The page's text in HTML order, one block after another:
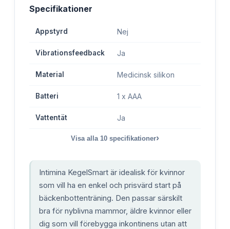
Specifikationer
Appstyrd Nej
Vibrationsfeedback Ja
Material Medicinsk silikon
Batteri 1 x AAA
Vattentät Ja
Visa alla 10 specifikationer›
Intimina KegelSmart är idealisk för kvinnor
som vill ha en enkel och prisvärd start på
bäckenbottenträning. Den passar särskilt
bra för nyblivna mammor, äldre kvinnor eller
dig som vill förebygga inkontinens utan att